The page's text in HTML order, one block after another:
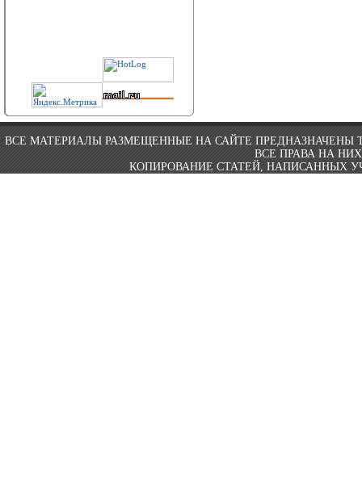
ВСЕ МАТЕРИАЛЫ РАЗМЕЩЕННЫЕ НА САЙТЕ ПРЕДНАЗНАЧЕНЫ
ВСЕ ПРАВА НА
КОПИРОВАНИЕ СТАТЕЙ, НАПИСАННЫХ